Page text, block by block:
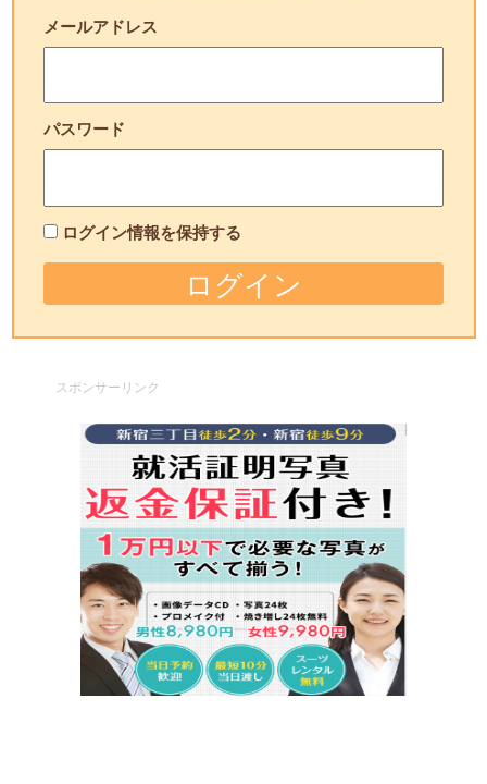
メールアドレス
パスワード
ログイン情報を保持する
スポンサーリンク